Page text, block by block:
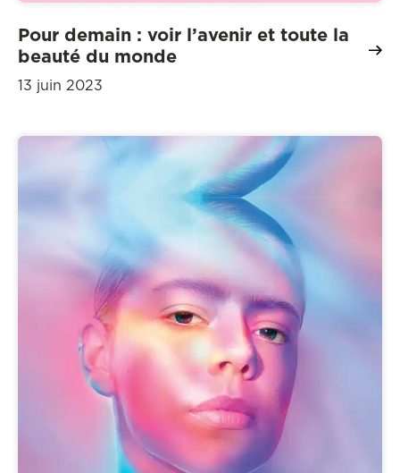
Pour demain : voir l’avenir et toute la
beauté du monde
13 juin 2023